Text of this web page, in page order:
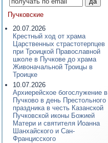
Пучковские
20.07.2026
Крестный ход от храма
Царственных страстотерпцев
при Троицкой Православной
школе в Пучкове до храма
Живоначальной Троицы в
Троицке
10.07.2026
Архиерейское богослужение в
Пучково в день Престольного
праздника в честь Казанской
Пучковской иконы Божией
Матери и святителя Иоанна
Шанхайского и Сан-
Францисского